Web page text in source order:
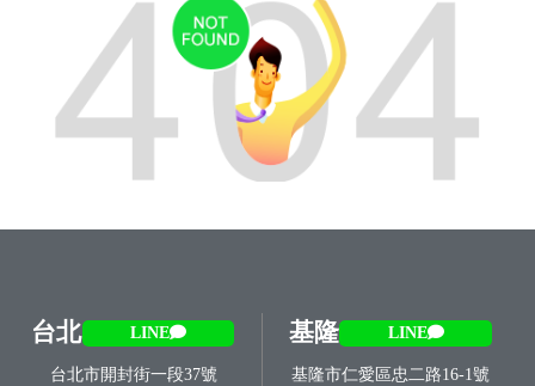
台北 LINE
台北市開封街一段37號
基隆 LINE
基隆市仁愛區忠二路16-1號